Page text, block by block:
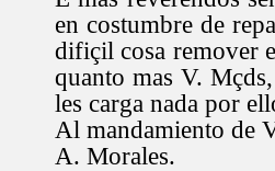
en costumbre de
difiçil cosa remover
quanto mas V.
les carga nada por
Al mandamiento de
A. Morales.